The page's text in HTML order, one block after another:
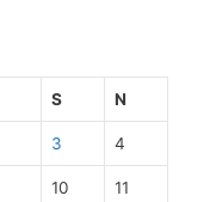
S N
3 4
10 11